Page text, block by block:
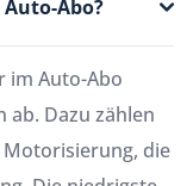
Abo?
im Auto-Abo
ab. Dazu zählen
die